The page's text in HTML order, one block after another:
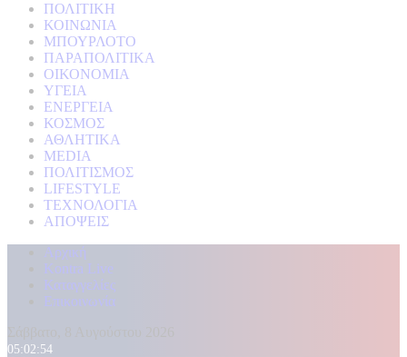
ΠΟΛΙΤΙΚΗ
ΚΟΙΝΩΝΙΑ
ΜΠΟΥΡΛΟΤΟ
ΠΑΡΑΠΟΛΙΤΙΚΑ
ΟΙΚΟΝΟΜΙΑ
ΥΓΕΙΑ
ΕΝΕΡΓΕΙΑ
ΚΟΣΜΟΣ
ΑΘΛΗΤΙΚΑ
MEDIA
ΠΟΛΙΤΙΣΜΟΣ
LIFESTYLE
ΤΕΧΝΟΛΟΓΙΑ
ΑΠΟΨΕΙΣ
Αρχική
Kontra Live
Καταγγελίες
Επικοινωνία
05:02:56